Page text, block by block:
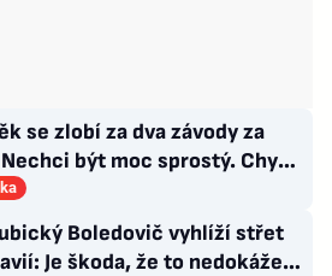
se zlobí za dva závody za
být moc sprostý. Chybí
důstojník
Boledovič vyhlíží střet
Je škoda, že to nedokáže